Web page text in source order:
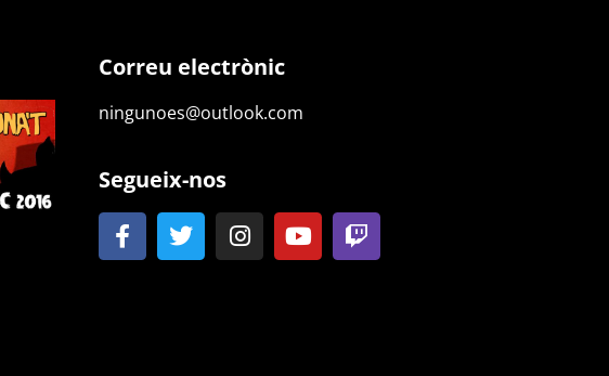
Correu electrònic
ningunoes@outlook.com
Segueix-nos